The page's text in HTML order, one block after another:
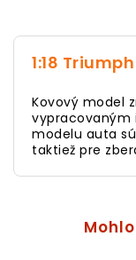
1:18
Kovový model
vypracovaným
modelu auta
taktiež pre